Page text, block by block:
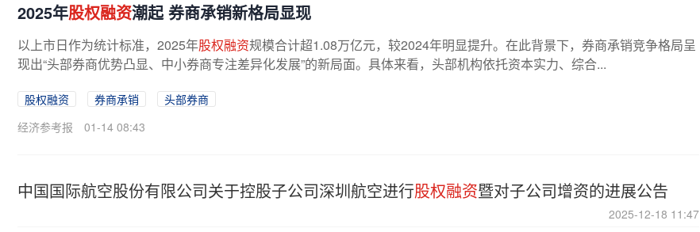
2025年股权融资潮起 券商承销新格局显现
以上市日作为统计标准，2025年股权融资规模合计超1.08万亿元，较2024年明显提升。在此背景下，券商承销竞争格局呈
现出“头部券商优势凸显、中小券商专注差异化发展”的新局面。具体来看，头部机构依托资本实力、综合...
股权融资 券商承销
头部券商
经济参考报
01-14 08:43
中国国际航空股份有限公司关于控股子公司深圳航空进行股权融资暨对子公司增资的进展公告
2025-12-18 11:47